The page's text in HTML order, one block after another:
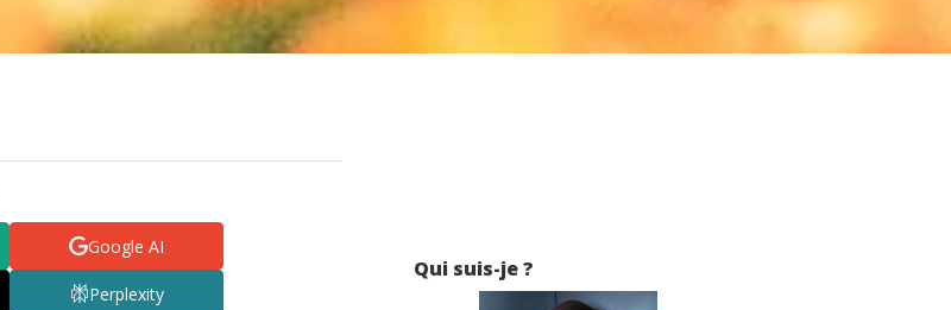
Google AI
Perplexity
Qui suis-je ?